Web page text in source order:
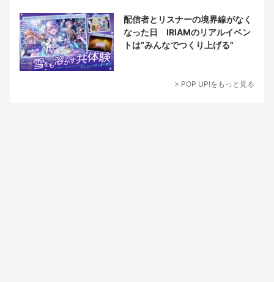
配信者とリスナーの境界線がなく
なった日 IRIAMのリアルイベン
トは“みんなでつくり上げる”
> POP UP!をもっと見る